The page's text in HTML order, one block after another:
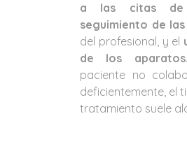
a las citas de
seguimiento de
del profesional, y el
de los aparatos.
paciente no
deficientemente, el
tratamiento suele